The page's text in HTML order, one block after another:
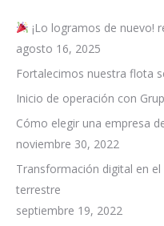
¡Lo logramos de nuevo!
agosto 16, 2025
Fortalecimos nuestra flota
Inicio de operación con
Cómo elegir una empresa
noviembre 30, 2022
Transformación digital en
terrestre
septiembre 19, 2022